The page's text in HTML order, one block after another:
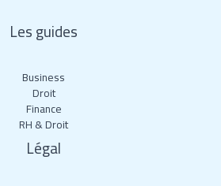
Les guides
Business
Droit
Finance
RH & Droit
Légal